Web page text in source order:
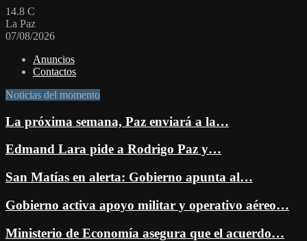
14.8 C
La Paz
07/08/2026
Anuncios
Contactos
Noticias del momento
La próxima semana, Paz enviará a la…
Edmand Lara pide a Rodrigo Paz y…
San Matías en alerta: Gobierno apunta al…
Gobierno activa apoyo militar y operativo aéreo…
Ministerio de Economía asegura que el acuerdo…